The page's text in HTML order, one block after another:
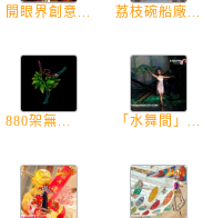
開眼界創意... 荔枝碗船廠...
880架無... 「水舞間」...